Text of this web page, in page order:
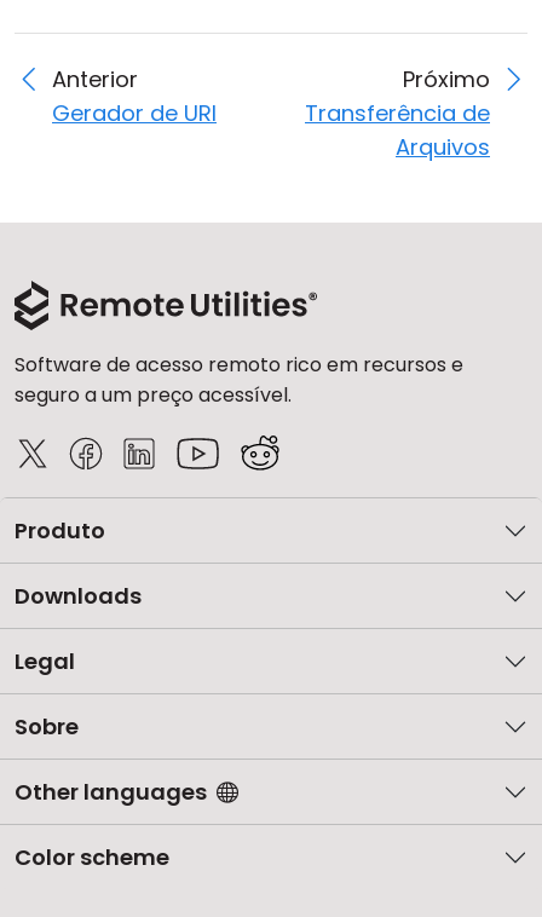
Anterior
Gerador de URI
Próximo
Transferência de
Arquivos
Software de acesso remoto rico em recursos e
seguro a um preço acessível.
Produto
Downloads
Legal
Sobre
Other languages
Color scheme